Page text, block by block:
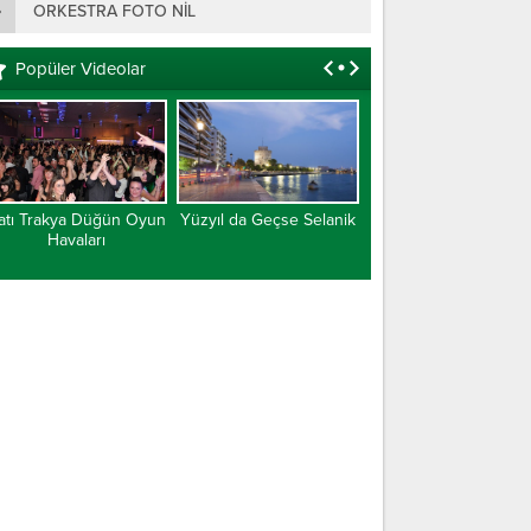
ORKESTRA FOTO NIL
Popüler Videolar
Trakya Düğün Oyun
Havaları
Yüzyıl da Geçse Selanik